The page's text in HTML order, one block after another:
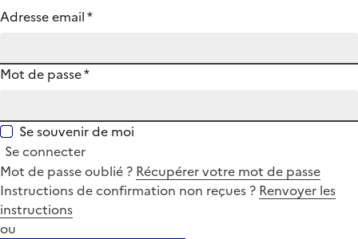
Adresse email*
Mot de passe*
Se souvenir de moi
Se connecter
Mot de passe oublié ? Récupérer votre mot de passe
Instructions de confirmation non reçues ? Renvoyer les
instructions
ou